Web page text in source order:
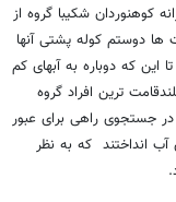
کوهنوردان شکیبا گروه از
دوستم کوله پشتی آنها
که دوباره به آبهای کم
ترین افراد گروه
جستجوی راهی برای عبور
انداختند که به نظر